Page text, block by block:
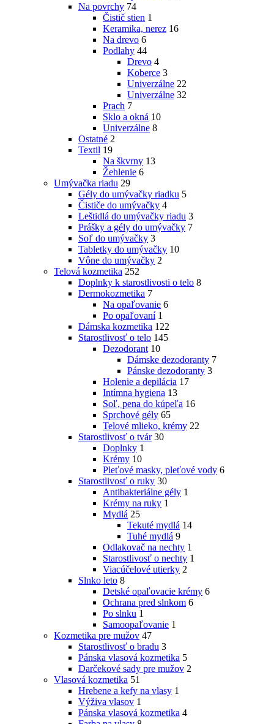
Na povrchy 74
Čistič stien 1
Keramika, nerez 16
Na drevo 6
Podlahy 44
Drevo 4
Koberce 3
Univerzálne 22
Univerzálne 32
Prach 7
Sklo a okná 10
Univerzálne 8
Ostatné 2
Textil 19
Na škvrny 13
Žehlenie 6
Umývačka riadu 29
Gély do umývačky riadku 5
Čističe do umývačky 4
Leštidlá do umývačky riadu 3
Prášky a gély do umývačky 7
Soľ do umývačky 3
Tabletky do umývačky 10
Vône do umývačky 2
Telová kozmetika 252
Doplnky k starostlivosti o telo 8
Dermokozmetika 7
Na opaľovanie 6
Po opaľovaní 1
Dámska kozmetika 122
Starostlivosť o telo 145
Dezodorant 10
Dámske dezodoranty 7
Pánske dezodoranty 3
Holenie a depilácia 17
Intímna hygiena 13
Soľ, pena do kúpeľa 16
Sprchové gély 65
Telové mlieko, krémy 22
Starostlivosť o tvár 30
Doplnky 1
Krémy 10
Pleťové masky, pleťové vody 6
Starostlivosť o ruky 30
Antibakteriálne gély 1
Krémy na ruky 1
Mydlá 25
Tekuté mydlá 14
Tuhé mydlá 9
Odlakovač na nechty 1
Starostlivosť o nechty 1
Viacúčelové utierky 2
Slnko leto 8
Detské opaľovacie krémy 6
Ochrana pred slnkom 6
Po slnku 1
Samoopaľovanie 1
Kozmetika pre mužov 47
Starostlivosť o bradu 3
Pánska vlasová kozmetika 5
Darčekové sady pre mužov 2
Vlasová kozmetika 51
Hrebene a kefy na vlasy 1
Výživa vlasov 1
Pánska vlasová kozmetika 4